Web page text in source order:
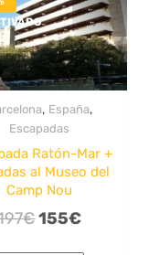
, España,
Escapadas
Ratón-Mar +
al Museo del
Camp Nou
€El
155€El